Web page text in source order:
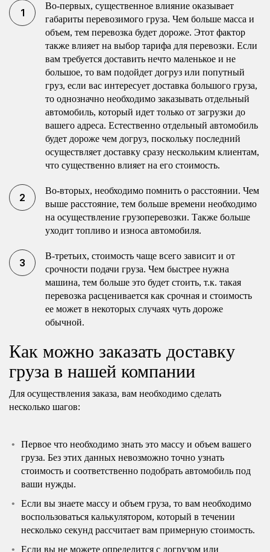
Во-первых, существенное влияние оказывает
габариты перевозимого груза. Чем больше масса и
объем, тем перевозка будет дороже. Этот фактор
также влияет на выбор тарифа для перевозки. Если
вам требуется доставить нечто маленькое и не
большое, то вам подойдет догруз или попутный
груз, если вас интересует доставка большого груза,
то однозначно необходимо заказывать отдельный
автомобиль, который идет только от загрузки до
вашего адреса. Естественно отдельный автомобиль
будет дороже чем догруз, поскольку последний
осуществляет доставку сразу нескольким клиентам,
что существенно влияет на его стоимость.
Во-вторых, необходимо помнить о расстоянии. Чем
выше расстояние, тем больше времени необходимо
на осуществление грузоперевозки. Также больше
уходит топливо и износа автомобиля.
В-третьих, стоимость чаще всего зависит и от
срочности подачи груза. Чем быстрее нужна
машина, тем больше это будет стоить, т.к. такая
перевозка расценивается как срочная и стоимость
ее может в некоторых случаях чуть дороже
обычной.
Как можно заказать доставку
груза в нашей компании
Для осуществления заказа, вам необходимо сделать
несколько шагов:
Первое что необходимо знать это массу и объем вашего
груза. Без этих данных невозможно точно узнать
стоимость и соответственно подобрать автомобиль под
ваши нужды.
Если вы знаете массу и объем груза, то вам необходимо
воспользоваться калькулятором, который в течении
несколько секунд рассчитает вам примерную стоимость.
Если вы не можете определится с догрузом или